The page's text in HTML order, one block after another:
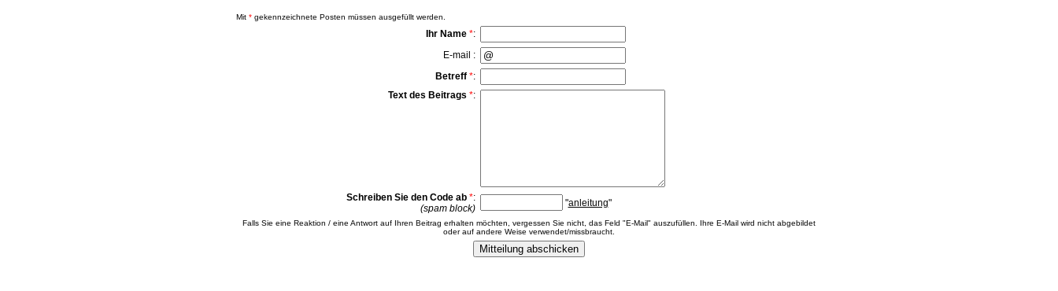
Mit *gekennzeichnete Posten müssen ausgefüllt werden.
Ihr Name *:
E-mail :
Betreff *:
Text des Beitrags *:
Schreiben Sie den Code ab *:
(spam block)
"anleitung"
Falls Sie eine Reaktion / eine Antwort auf Ihren Beitrag erhalten möchten, vergessen Sie nicht, das Feld "E-Mail" auszufüllen. Ihre E-Mail wird nicht abgebildet
oder auf andere Weise verwendet/missbraucht.